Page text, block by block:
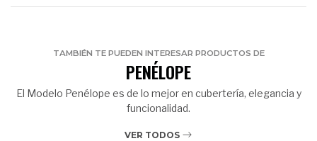
TAMBIÉN TE PUEDEN INTERESAR PRODUCTOS DE
PENÉLOPE
El Modelo Penélope es de lo mejor en cubertería, elegancia y
funcionalidad.
VER TODOS